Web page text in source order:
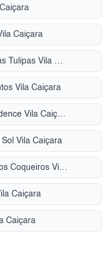
Caiçara
Condomínio Residencial Jardim das Tulipas Vila Caiçara
Vila Caiçara
Condomínio Diamond House Residence Vila Caiçara
Vila Caiçara
Condomínio Residencial Parque dos Coqueiros Vila Caiçara
Caiçara
Caiçara